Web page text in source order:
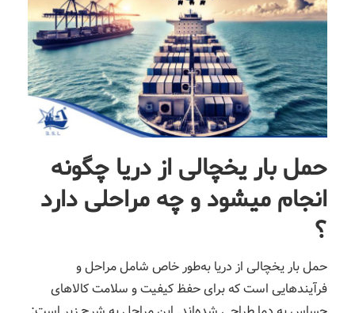
حمل بار یخچالی از دریا چگونه
انجام میشود و چه مراحلی دارد
؟
حمل بار یخچالی از دریا به‌طور خاص شامل مراحل و
فرآیندهایی است که برای حفظ کیفیت و سلامت کالاهای